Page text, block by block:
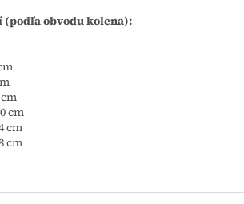
obvodu kolena):
cm
cm
cm